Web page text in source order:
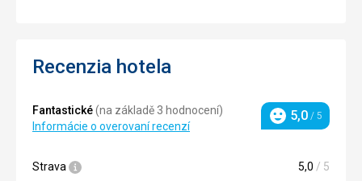
Recenzia hotela
Fantastické(na základě 3 hodnocení)
Informácie o overovaní recenzí
Hodnotenie
5,0 / 5
Strava 5,0 / 5